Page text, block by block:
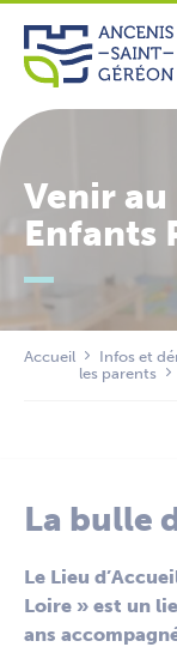
Aller
contenu
Venir au
Enfants
Accueil Infos et
les parents
La bulle
Le Lieu
Loire » est un
ans
Panneau de